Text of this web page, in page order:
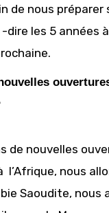
de nous préparer
dire les 5 années
de nouvelles
l’Afrique, nous
Saoudite, nous